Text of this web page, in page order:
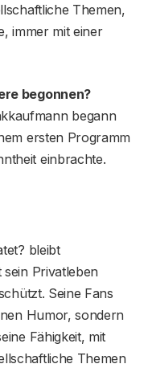
Themen,
immer mit einer
begonnen?
begann
ersten Programm
einbrachte.
bleibt
Privatleben
Seine Fans
Humor, sondern
Fähigkeit, mit
Themen